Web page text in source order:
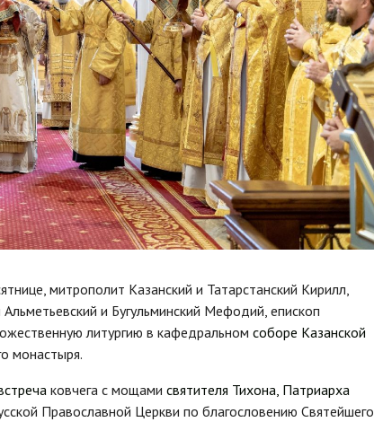
митрополит Казанский и Татарстанский Кирилл,
и Бугульминский Мефодий, епископ
литургию в кафедральном соборе Казанской
монастыря.
ковчега с мощами святителя Тихона, Патриарха
Православной Церкви по благословению Святейшего